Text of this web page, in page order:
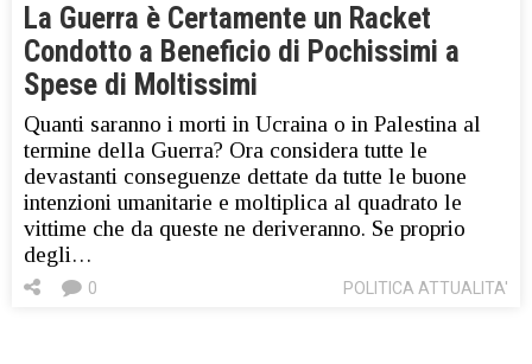
La Guerra è Certamente un Racket
Condotto a Beneficio di Pochissimi a
Spese di Moltissimi
Quanti saranno i morti in Ucraina o in Palestina al
termine della Guerra? Ora considera tutte le
devastanti conseguenze dettate da tutte le buone
intenzioni umanitarie e moltiplica al quadrato le
vittime che da queste ne deriveranno. Se proprio
degli…
POLITICA ATTUALITA'
0